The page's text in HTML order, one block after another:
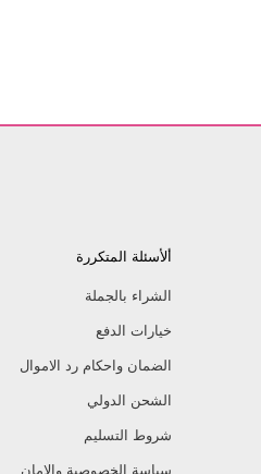
ألأسئلة المتكررة
الشراء بالجملة
خيارات الدفع
الضمان واحكام رد الاموال
الشحن الدولي
شروط التسليم
سياسة الخصوصية والامان